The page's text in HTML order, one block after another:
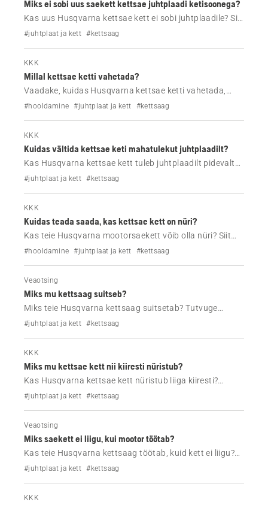
Miks ei sobi uus saekett kettsae juhtplaadi ketisoonega?
Kas uus Husqvarna kettsae kett ei sobi juhtplaadile? Siit
saate teada, kuidas kontrollida keti veolüli paksust,
#juhtplaat ja kett #kettsaag
KKK
Millal kettsae ketti vahetada?
Vaadake, kuidas Husqvarna kettsae ketti vahetada,
millistele kulumismärkidele tähelepanu pöörata ja millal
#hooldamine #juhtplaat ja kett #kettsaag
KKK
Kuidas vältida kettsae keti mahatulekut juhtplaadilt?
Kas Husqvarna kettsae kett tuleb juhtplaadilt pidevalt
maha? Tutvuge levinumate põhjustega, sealhulgas
#juhtplaat ja kett #kettsaag
KKK
Kuidas teada saada, kas kettsae kett on nüri?
Kas teie Husqvarna mootorsaekett võib olla nüri? Siit
saate teada, millised on nüri mootorsaeketi
#hooldamine #juhtplaat ja kett #kettsaag
Veaotsing
Miks mu kettsaag suitseb?
Miks teie Husqvarna kettsaag suitsetab? Tutvuge
mootori, keti ja juhtplaadi suitsemise kõige levinumate
#juhtplaat ja kett #kettsaag
KKK
Miks mu kettsae kett nii kiiresti nüristub?
Kas Husqvarna kettsae kett nüristub liiga kiiresti?
Tutvuge levinud põhjustega, nagu mustus, vale
#juhtplaat ja kett #kettsaag
Veaotsing
Miks saekett ei liigu, kui mootor töötab?
Kas teie Husqvarna kettsaag töötab, kuid kett ei liigu?
Tutvuge levinumate põhjustega, nagu ketipiduri,
#juhtplaat ja kett #kettsaag
KKK